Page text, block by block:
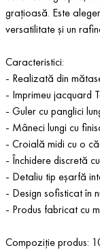
grațioasă. Este
versatilitate și un
Caracteristici:
- Realizată din
- Imprimeu jacquard
- Guler cu panglici
- Mâneci lungi cu
- Croială midi cu o
- Închidere discretă
- Detaliu tip eșarfă
- Design sofisticat în
- Produs fabricat cu
Compoziție produs: